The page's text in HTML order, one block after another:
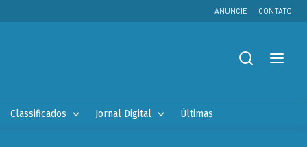
ANUNCIE CONTATO
Classificados Jornal Digital Últimas